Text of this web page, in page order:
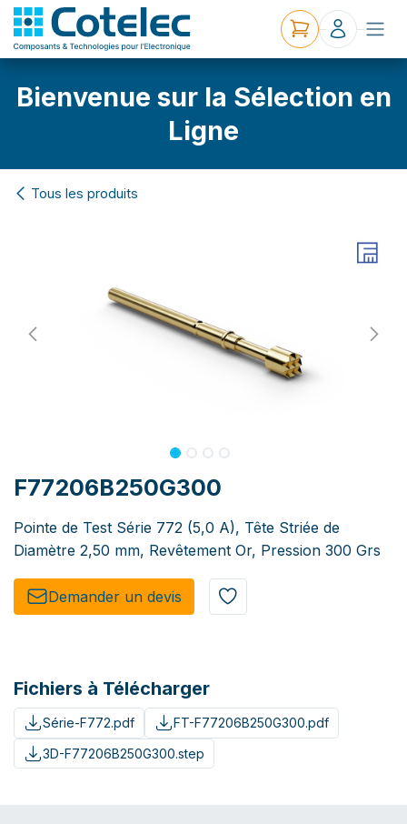
Bienvenue sur la Sélection en
Ligne
Tous les produits
F77206B250G300
Pointe de Test Série 772 (5,0 A), Tête Striée de
Diamètre 2,50 mm, Revêtement Or, Pression 300 Grs
Demander un de​​vis​​
Fichiers à Télécharger
Série-F772.pdf
FT-F77206B250G300.pdf
3D-F77206B250G300.step